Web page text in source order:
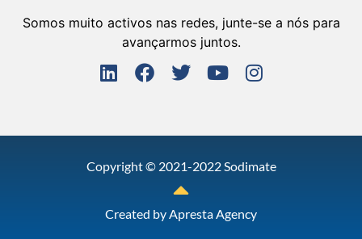
Somos muito activos nas redes, junte-se a nós para
avançarmos juntos.
Copyright © 2021-2022 Sodimate
Created byApresta Agency